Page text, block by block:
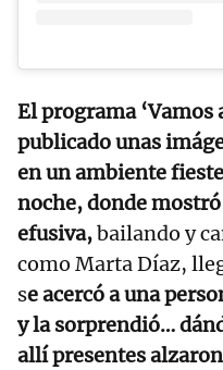
El programa ‘Vamos
publicado unas
en un ambiente
noche, donde
efusiva,bailando y
como Marta Díaz,
se acercó a una
y la sorprendió…
allí presentes